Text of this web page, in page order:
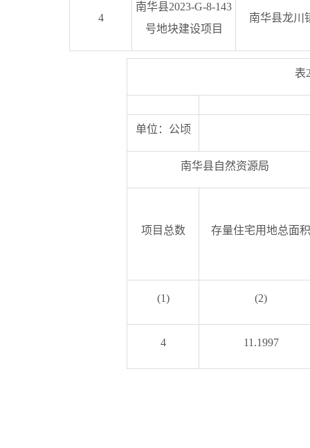
4
南华县2023-G-8-143
号地块建设项目
南华县龙川
表
单位：公顷
南华县自然资源局
项目总数 存量住宅用地总面积
(1) (2)
4 11.1997